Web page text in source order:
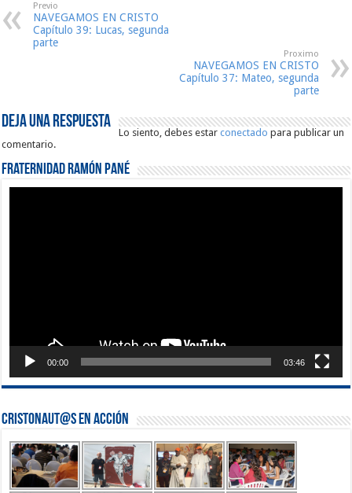
Previo
NAVEGAMOS EN CRISTO
Capítulo 39: Lucas, segunda
parte
Proximo
NAVEGAMOS EN CRISTO
Capítulo 37: Mateo, segunda
parte
Deja una respuesta
Lo siento, debes estarconectado para publicar un
comentario.
Fraternidad Ramón Pané
00:00 03:46
Cristonaut@s en Acción